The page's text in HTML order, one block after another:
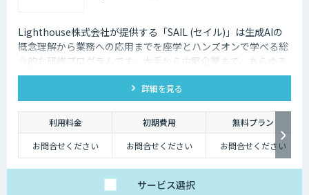
Lighthouse株式会社が提供する「SAIL (セイル)」は生成AIの
概念理解から業務への応用までを座学とハンズオンで学べる総
合的な研修プログラムです。大手から中堅企業まで、あらゆる
業界・業種の企業様にご利用いただけます。
詳細を見る
利用料金 初期費用
無料プラン
お問合せください
お問合せください お問合せください
サービス選択